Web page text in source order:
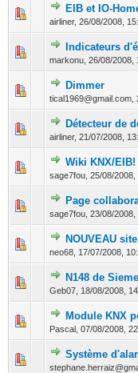
EIB et IO-
airliner, 26/08/2008,
0 Votes - 0 sur 5
12
Indicateurs
markonu, 26/08/2008,
0 Votes - 0 sur 5
12
Dimmer
tical1969@gmail.com,
0 Votes - 0 sur 5
Détecteur de
airliner, 21/07/2008,
0 Votes - 0 sur 5
1 2
Wiki KNX/
sage7fou, 25/08/2008,
0 Votes - 0 sur 512
Page
sage7fou, 23/08/2008,
0 Votes - 0 sur 5
12
NOUVEAU
neo68, 17/07/2008,
0 Votes - 0 sur 5
12
N148 de
Geb07, 18/08/2008,
0 Votes - 0 sur 512
Module KNX
Pascal, 07/08/2008,
0 Votes - 0 sur 5
1 2
Système
0 Votes - 0 sur 512